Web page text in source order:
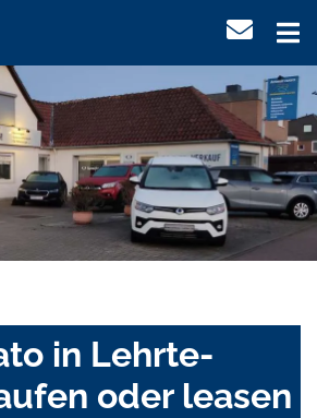
in Lehrte-
oder leasen